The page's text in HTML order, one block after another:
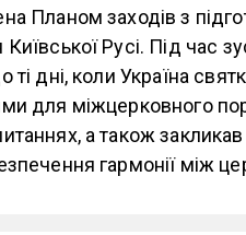
Планом заходів з
Русі. Під час
ті дні, коли Україна
для міжцерковного
а також
гармонії між